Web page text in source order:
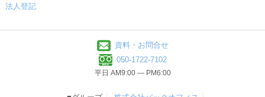
法人登記
資料・お問合せ
050-1722-7102
平日 AM9:00 ― PM6:00